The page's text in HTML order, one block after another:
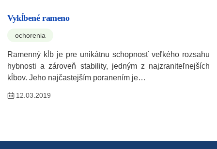
Vykĺbené rameno
ochorenia
Ramenný kĺb je pre unikátnu schopnosť veľkého rozsahu
hybnosti a zároveň stability, jedným z najzraniteľnejších
kĺbov. Jeho najčastejším poranením je…
12.03.2019